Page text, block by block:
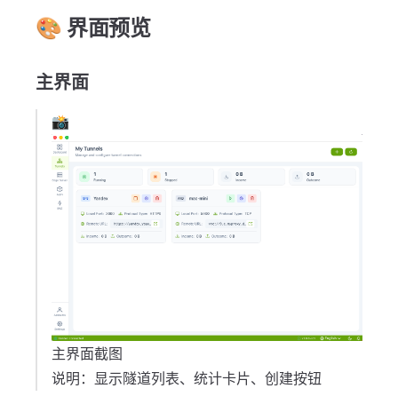
🎨 界面预览
主界面
📸
主界面截图
说明：显示隧道列表、统计卡片、创建按钮